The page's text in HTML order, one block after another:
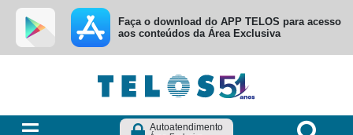
Ir para menu principal
Ir para conteúdo
Ir para busca
Faça o download do APP TELOS para acesso
aos conteúdos da Área Exclusiva
Autoatendimento